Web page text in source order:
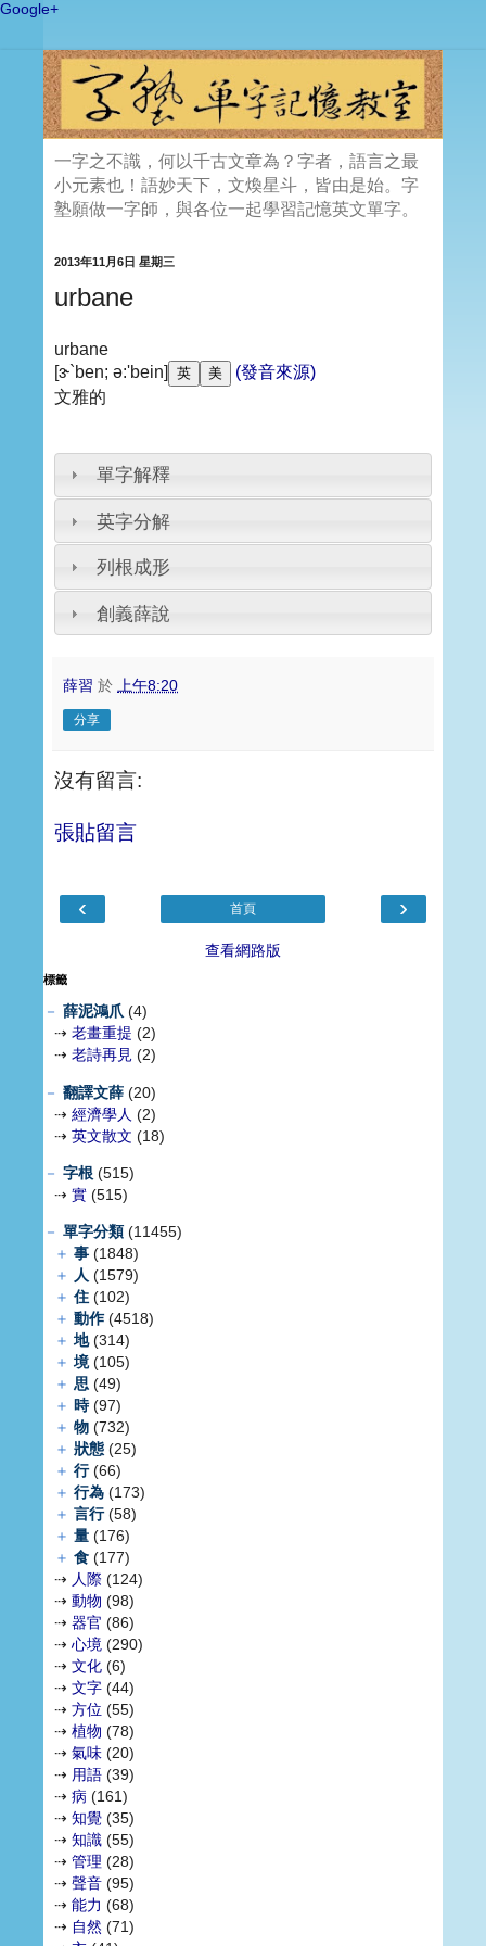
Google+
一字之不識，何以千古文章為？字者，語言之最
小元素也！語妙天下，文煥星斗，皆由是始。字
塾願做一字師，與各位一起學習記憶英文單字。
2013年11月6日 星期三
urbane
urbane
[ɝ`ben; ə:'bein]
(發音來源)
文雅的
單字解釋
英字分解
列根成形
創義薛說
薛習 於 上午8:20
分享
沒有留言:
張貼留言
‹ ›
首頁
查看網路版
標籤
－ 薛泥鴻爪 (4)
⇢ 老畫重提 (2)
⇢ 老詩再見 (2)
－ 翻譯文薛 (20)
⇢ 經濟學人 (2)
⇢ 英文散文 (18)
－ 字根 (515)
⇢ 實 (515)
－ 單字分類(11455)
＋ 事 (1848)
＋ 人 (1579)
＋ 住 (102)
＋ 動作(4518)
＋ 地(314)
＋ 境(105)
＋ 思 (49)
＋ 時(97)
＋ 物 (732)
＋ 狀態 (25)
＋ 行(66)
＋ 行為 (173)
＋ 言行(58)
＋ 量 (176)
＋ 食 (177)
⇢ 人際 (124)
⇢ 動物 (98)
⇢ 器官 (86)
⇢ 心境 (290)
⇢ 文化 (6)
⇢ 文字 (44)
⇢ 方位 (55)
⇢ 植物 (78)
⇢ 氣味 (20)
⇢ 用語 (39)
⇢ 病 (161)
⇢ 知覺 (35)
⇢ 知識 (55)
⇢ 管理 (28)
⇢ 聲音 (95)
⇢ 能力 (68)
⇢ 自然 (71)